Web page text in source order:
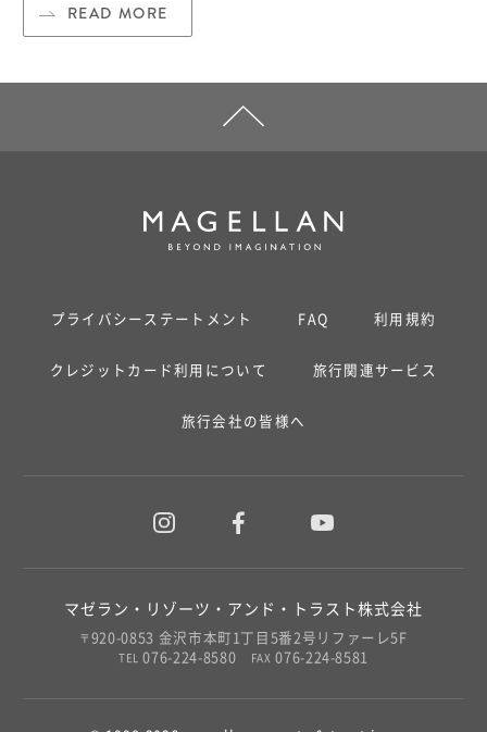
READ MORE
プライバシーステートメント FAQ 利用規約
クレジットカード利用について 旅行関連サービス
旅行会社の皆様へ
マゼラン・リゾーツ・アンド・トラスト株式会社
〒 920-0853 金沢市本町1丁目5番2号リファーレ5F
TEL 076-224-8580 FAX 076-224-8581